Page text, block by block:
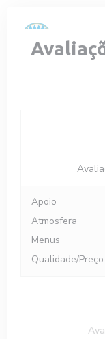
Apoio
Atmosfera
Menus
Qualidade/Preço